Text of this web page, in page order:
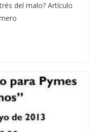
del malo? Artículo